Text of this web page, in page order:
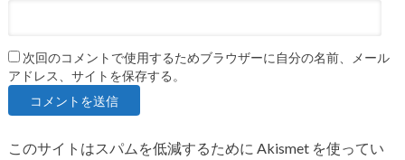
次回のコメントで使用するためブラウザーに自分の名前、メール
アドレス、サイトを保存する。
このサイトはスパムを低減するために Akismet を使ってい